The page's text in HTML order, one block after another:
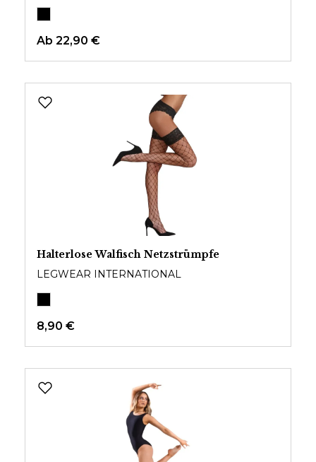
Ab 22,90 €
Halterlose Walfisch Netzstrümpfe
LEGWEAR INTERNATIONAL
8,90 €